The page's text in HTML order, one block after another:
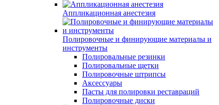
Аппликационная анестезия
Полировочные и финирующие материалы и
инструменты
Полировальные резинки
Полировальные щетки
Полировочные штрипсы
Аксессуары
Пасты для полировки реставраций
Полировочные диски